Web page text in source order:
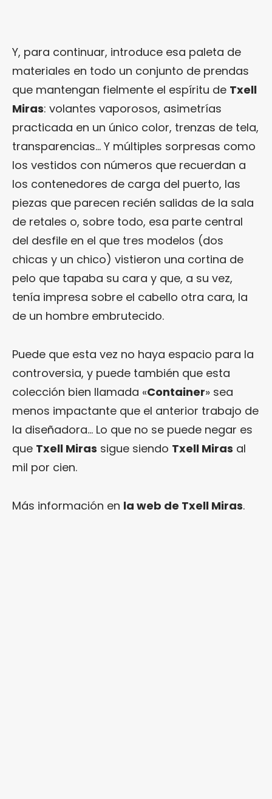
Y, para continuar, introduce esa paleta de
materiales en todo un conjunto de prendas
que mantengan fielmente el espíritu de Txell
Miras: volantes vaporosos, asimetrías
practicada en un único color, trenzas de tela,
transparencias… Y múltiples sorpresas como
los vestidos con números que recuerdan a
los contenedores de carga del puerto, las
piezas que parecen recién salidas de la sala
de retales o, sobre todo, esa parte central
del desfile en el que tres modelos (dos
chicas y un chico) vistieron una cortina de
pelo que tapaba su cara y que, a su vez,
tenía impresa sobre el cabello otra cara, la
de un hombre embrutecido.
Puede que esta vez no haya espacio para la
controversia, y puede también que esta
colección bien llamada «Container» sea
menos impactante que el anterior trabajo de
la diseñadora… Lo que no se puede negar es
que Txell Miras sigue siendo Txell Miras al
mil por cien.
Más información en la web de Txell Miras.